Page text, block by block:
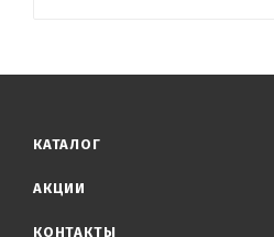
КАТАЛОГ
АКЦИИ
КОНТАКТЫ